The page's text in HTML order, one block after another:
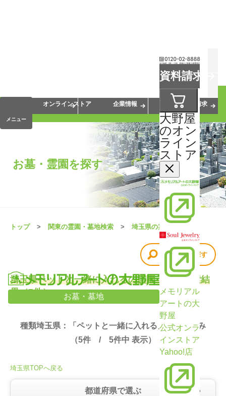
お墓・墓地
資料請求
大野屋
のオン
ライン
ストア
メモリアル
アートの大
野屋
公式オンラ
インストア
Yahoo!店
メニュー
会員サービス
オンラインストア
企業情報 資料請求
お墓・霊園を探す
トップ 関東の霊園・墓地検索 埼玉県の霊園・墓地
埼玉県ペットと一緒に入れるの霊園・墓地検索結
果（5件）
他の条件で探す
種類埼玉県：「ペットと一緒に入れる」で絞り込み
（5件 / 5件中 表示）
埼玉県TOPへ戻る
都道府県で選ぶ